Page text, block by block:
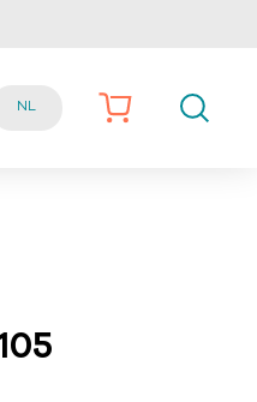
NL